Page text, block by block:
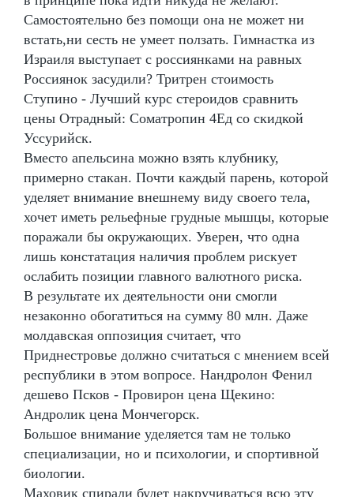
Самостоятельно без помощи она не может ни
встать,ни сесть не умеет ползать. Гимнастка из
Израиля выступает с россиянками на равных
Россиянок засудили? Тритрен стоимость
Ступино - Лучший курс стероидов сравнить
цены Отрадный: Cоматропин 4Ед со скидкой
Уссурийск.
Вместо апельсина можно взять клубнику,
примерно стакан. Почти каждый парень, которой
уделяет внимание внешнему виду своего тела,
хочет иметь рельефные грудные мышцы, которые
поражали бы окружающих. Уверен, что одна
лишь констатация наличия проблем рискует
ослабить позиции главного валютного риска.
В результате их деятельности они смогли
незаконно обогатиться на сумму 80 млн. Даже
молдавская оппозиция считает, что
Приднестровье должно считаться с мнением всей
республики в этом вопросе. Нандролон Фенил
дешево Псков - Провирон цена Щекино:
Андролик цена Мончегорск.
Большое внимание уделяется там не только
специализации, но и психологии, и спортивной
биологии.
Маховик спирали будет накручиваться всю эту